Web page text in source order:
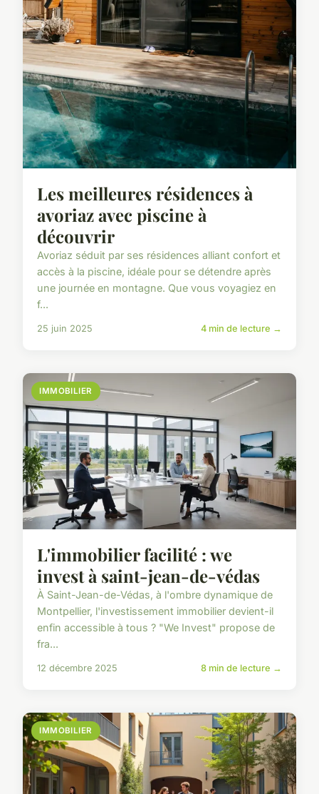
Les meilleures résidences à
avoriaz avec piscine à
découvrir
Avoriaz séduit par ses résidences alliant confort et
accès à la piscine, idéale pour se détendre après
une journée en montagne. Que vous voyagiez en
f...
25 juin 2025 4 min de lecture →
IMMOBILIER
L'immobilier facilité : we
invest à saint-jean-de-védas
À Saint-Jean-de-Védas, à l'ombre dynamique de
Montpellier, l'investissement immobilier devient-il
enfin accessible à tous ? "We Invest" propose de
fra...
12 décembre 2025 8 min de lecture →
IMMOBILIER